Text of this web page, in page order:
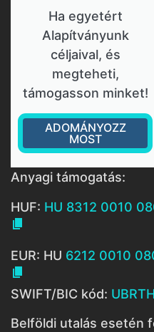
Ha egyetért
Alapítványunk
céljaival, és
megteheti,
támogasson minket!
ADOMÁNYOZZ
MOST
Anyagi támogatás:
HUF: HU 8312 0010

EUR: HU 6212 0010

SWIFT/BIC kód:
Belföldi utalás esetén